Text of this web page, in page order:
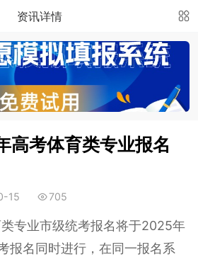
资讯详情
高考体育类专业报名
15 705
专业市级统考报名将于2025年
报名同时进行，在同一报名系